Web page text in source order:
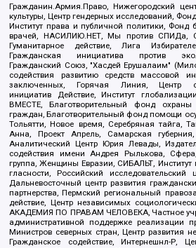
Гражданин.Армия.Право, Нижегородский
культуры, Центр гендерных исследований,
Институт права и публичной политики, Фонд
врачей, НАСИЛИЮ.НЕТ, Мы против СПИДа,
Гуманитарное действие, Лига
Гражданская инициатива против
Гражданский Союз, "Хасдей Ерушалаим"
содействия развитию средств массовой
заключенных, Горячая Линия, Центр
инициатив Действие, Институт
ВМЕСТЕ, Благотворительный фонд
граждан, Благотворительный фонд помощи
Тольятти, Новое время, Серебряная тайга,
Анна, Проект Апрель, Самарская
Аналитический Центр Юрия Левады,
содействия имени Андрея Рылькова,
группа, Женщины Евразии, СИБАЛЬТ,
гласности, Российский
Дальневосточный центр развития
партнерства, Пермский региональный
действие, Центр независимых
АКАДЕМИЯ ПО ПРАВАМ ЧЕЛОВЕКА, Частное
административной поддержке реализации
Министров северных стран, Центр развития
Гражданское содействие, Интернешнл-Р,